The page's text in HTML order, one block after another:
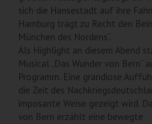
sich die Hansestadt auf ihre
Hamburg trägt zu Recht den
München des Nordens“.
Als Highlight an diesem Abend
Musical „Das Wunder von Bern“
Programm. Eine grandiose
die Zeit des
imposante Weise gezeigt wird.
von Bern erzählt eine bewegte